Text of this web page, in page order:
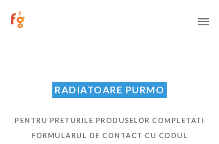
RADIATOARE PURMO
PENTRU PRETURILE PRODUSELOR COMPLETATI
FORMULARUL DE CONTACT CU CODUL